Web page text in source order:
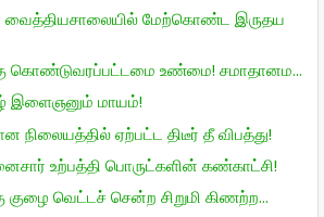
வைத்தியசாலையில் மேற்கொண்ட இருதய
கொண்டுவரப்பட்டமை உண்மை! சமாதானம...
இளைஞனும் மாயம்!
நிலையத்தில் ஏற்பட்ட திடீர் தீ விபத்து!
உற்பத்தி பொருட்களின் கண்காட்சி!
குழை வெட்டச் சென்ற சிறுமி கிணற்ற...